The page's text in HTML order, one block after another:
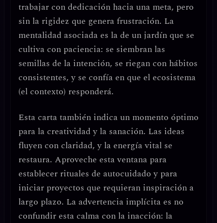
trabajar con dedicación hacia una meta, pero
sin la rigidez que genera frustración. La
mentalidad asociada es la de un jardín que se
cultiva con paciencia: se siembran las
semillas de la intención, se riegan con hábitos
consistentes, y se confía en que el ecosistema
(el contexto) responderá.
Esta carta también indica un momento óptimo
para la creatividad y la sanación. Las ideas
fluyen con claridad, y la energía vital se
restaura. Aproveche esta ventana para
establecer rituales de autocuidadoy para
iniciar proyectos que requieran inspiración a
largo plazo. La advertencia implícita es no
confundir esta calma con la inacción: la